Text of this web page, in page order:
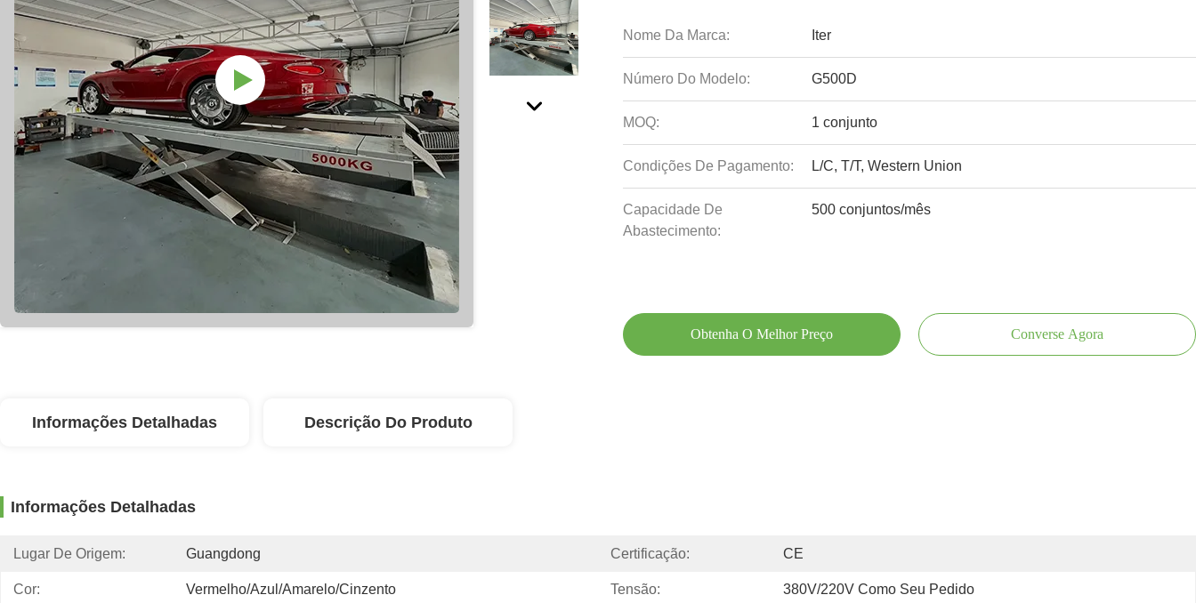
Nome Da Marca: Iter
Número Do Modelo: G500D
MOQ: 1 conjunto
Condições De Pagamento: L/C, T/T, Western Union
Capacidade De
Abastecimento:
500 conjuntos/mês
Obtenha O Melhor Preço Converse Agora
Informações Detalhadas Descrição Do Produto
Informações Detalhadas
Lugar De Origem: Guangdong Certificação: CE
Cor: Vermelho/azul/amarelo/cinzento Tensão: 380V/220V Como Seu Pedido